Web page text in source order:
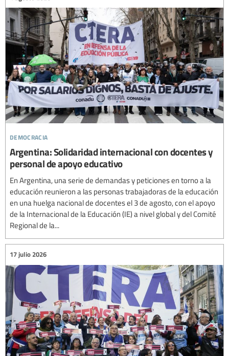
democracia
Argentina: Solidaridad internacional con docentes y
personal de apoyo educativo
En Argentina, una serie de demandas y peticiones en torno a la
educación reunieron a las personas trabajadoras de la educación
en una huelga nacional de docentes el 3 de agosto, con el apoyo
de la Internacional de la Educación (IE) a nivel global y del Comité
Regional de la...
17 julio 2026